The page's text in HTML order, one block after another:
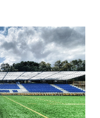
com pessoal
não descurando
ele de estética ou
para eventual
até á
encaminhamento
das